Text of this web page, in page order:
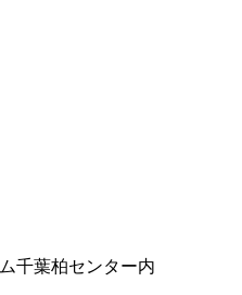
千葉柏センター内